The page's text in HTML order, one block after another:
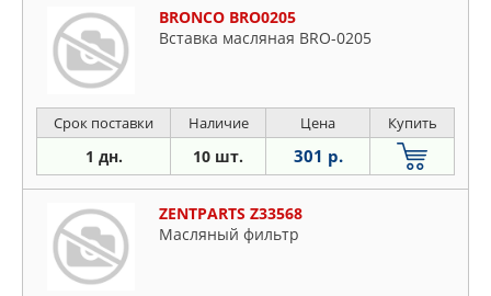
BRONCO BRO0205
Вставка масляная BRO-0205
Срок поставки Наличие Цена Купить
1 дн. 10 шт. 301 р.
ZENTPARTS Z33568
Масляный фильтр